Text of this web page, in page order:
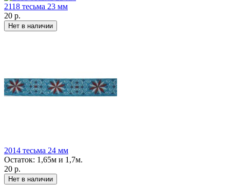
2118 тесьма 23 мм
20 р.
2014 тесьма 24 мм
Остаток: 1,65м и 1,7м.
20 р.